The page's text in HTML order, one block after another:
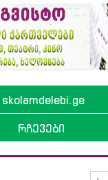
რჩევები